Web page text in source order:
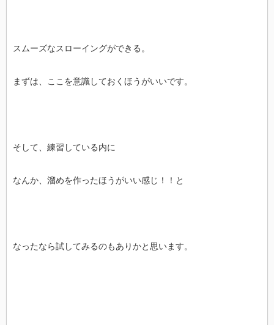
スムーズなスローイングができる。
まずは、ここを意識しておくほうがいいです。
そして、練習している内に
なんか、溜めを作ったほうがいい感じ！！と
なったなら試してみるのもありかと思います。